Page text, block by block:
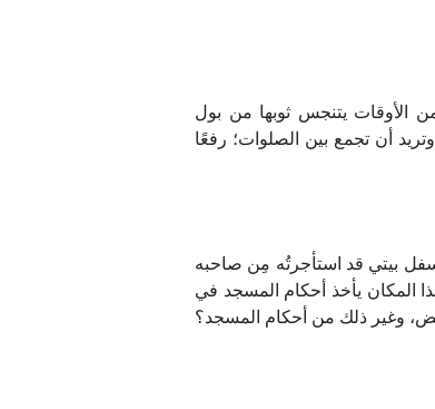
الأوقات يتنجس ثوبها من بول
أن تجمع بين الصلوات؛ رفعًا
بيتي قد استأجرتُه مِن صاحبه
المكان يأخذ أحكام المسجد في
وغير ذلك من أحكام المسجد؟